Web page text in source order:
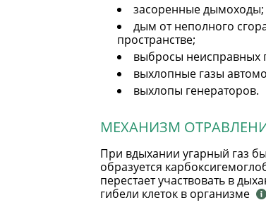
засоренные дымоходы;
дым от неполного
пространстве;
выбросы неисправных
выхлопные газы
выхлопы генераторов.
МЕХАНИЗМ
При вдыхании угарный газ
образуется
перестает участвовать в
гибели клеток в организме